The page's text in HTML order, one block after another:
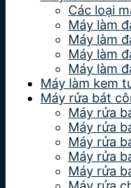
Các loại
Máy làm
Máy làm
Máy làm
Máy làm
Máy làm kem
Máy rửa bát
Máy rửa
Máy rửa
Máy rửa
Máy rửa
Máy rửa